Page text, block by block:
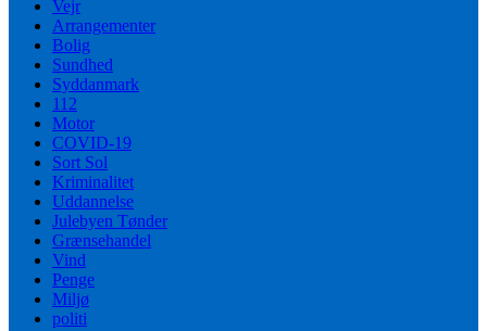
Vejr
Arrangementer
Bolig
Sundhed
Syddanmark
112
Motor
COVID-19
Sort Sol
Kriminalitet
Uddannelse
Julebyen Tønder
Grænsehandel
Vind
Penge
Miljø
politi